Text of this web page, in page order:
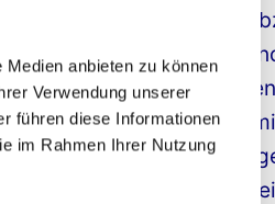
anbieten zu können
Verwendung unserer
führen diese Informationen
im Rahmen Ihrer Nutzung
in
6 Assistive
Menschen
7.